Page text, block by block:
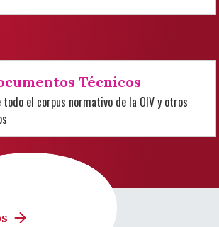
Técnicos
todo el corpus normativo de la OIV y otros